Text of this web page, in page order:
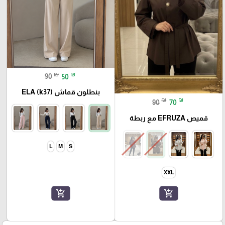
90 ₪ 70 ₪
قميص EFRUZA مع ربطة
XXL
add_shopping_cart
90 ₪ 50 ₪
بنطلون قماش ELA (k37)
S
M
L
add_shopping_cart